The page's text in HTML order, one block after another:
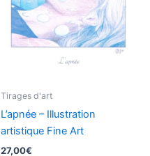
Tirages d'art
L’apnée – Illustration
artistique Fine Art
27,00€